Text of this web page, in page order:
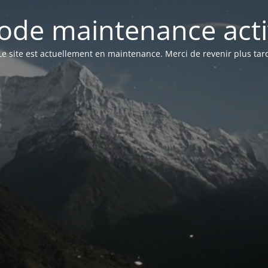
maintenance
site est actuellement en maintenance. Merci de revenir plus